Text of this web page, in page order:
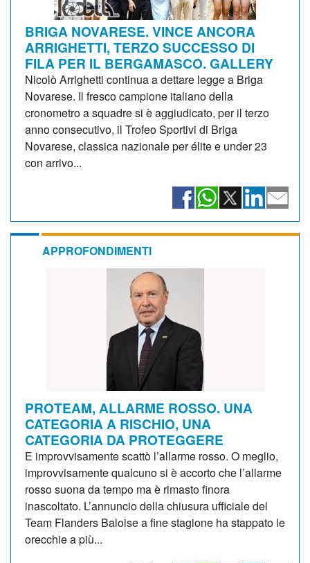
BRIGA NOVARESE. VINCE ANCORA
ARRIGHETTI, TERZO SUCCESSO DI
FILA PER IL BERGAMASCO. GALLERY
Nicolò Arrighetti continua a dettare legge a Briga
Novarese. Il fresco campione italiano della
cronometro a squadre si è aggiudicato, per il terzo
anno consecutivo, il Trofeo Sportivi di Briga
Novarese, classica nazionale per élite e under 23
con arrivo...
APPROFONDIMENTI
PROTEAM, ALLARME ROSSO. UNA
CATEGORIA A RISCHIO, UNA
CATEGORIA DA PROTEGGERE
E improvvisamente scattò l’allarme rosso. O meglio,
improvvisamente qualcuno si è accorto che l’allarme
rosso suona da tempo ma è rimasto finora
inascoltato. L’annuncio della chiusura ufficiale del
Team Flanders Baloise a fine stagione ha stappato le
orecchie a più...